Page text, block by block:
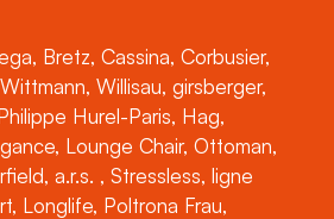
Bretz, Cassina, Corbusier,
Willisau, girsberger,
Hurel-Paris, Hag,
Lounge Chair, Ottoman,
a.r.s. , Stressless, ligne
Longlife, Poltrona Frau,